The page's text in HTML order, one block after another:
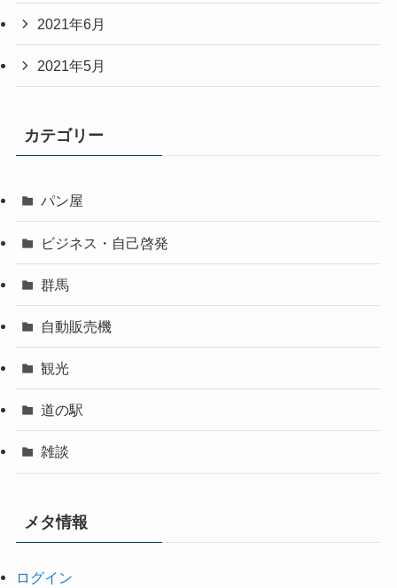
2021年6月
2021年5月
カテゴリー
パン屋
ビジネス・自己啓発
群馬
自動販売機
観光
道の駅
雑談
メタ情報
ログイン